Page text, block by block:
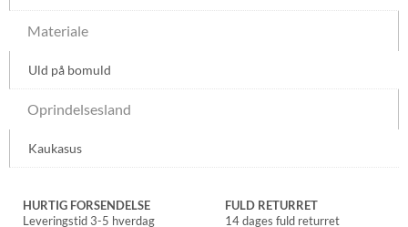
Materiale
Uld på bomuld
Oprindelsesland
Kaukasus
HURTIG FORSENDELSE
Leveringstid 3-5 hverdag
FULD RETURRET
14 dages fuld returret